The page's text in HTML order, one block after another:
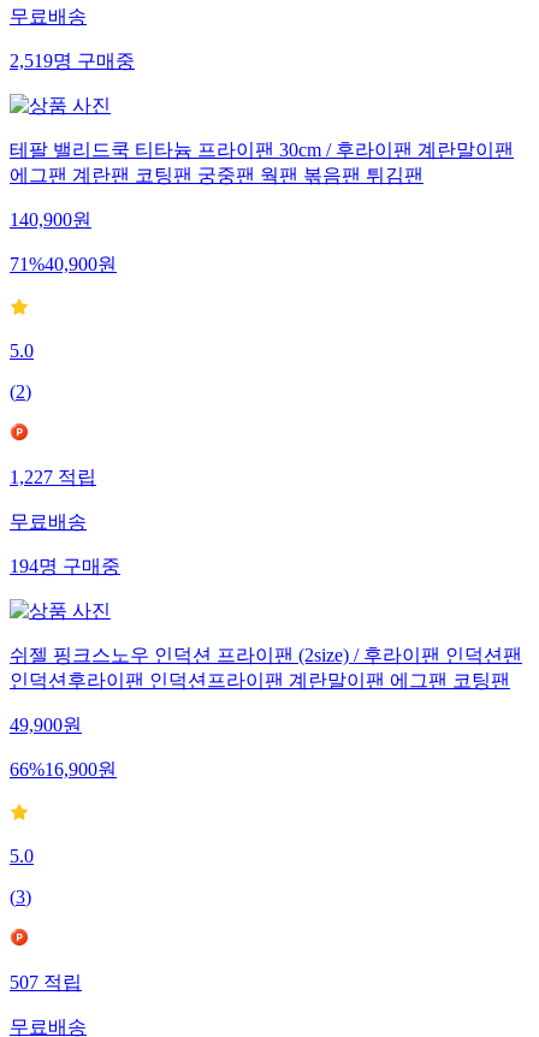
무료배송
2,519명구매중
테팔 밸리드쿡 티타늄 프라이팬 30cm / 후라이팬 계란말이팬
에그팬 계란팬 코팅팬 궁중팬 웍팬 볶음팬 튀김팬
140,900원
71%40,900원
5.0
(2)
1,227적립
무료배송
194명구매중
쉬젤 핑크스노우 인덕션 프라이팬 (2size) / 후라이팬 인덕션팬
인덕션후라이팬 인덕션프라이팬 계란말이팬 에그팬 코팅팬
49,900원
66%16,900원
5.0
(3)
507적립
무료배송